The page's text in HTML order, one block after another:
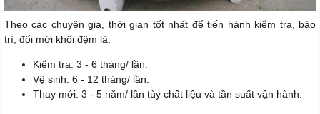
Theo các chuyên gia, thời gian tốt nhất để tiến hành kiểm tra, bảo
trì, đổi mới khối đệm là:
Kiểm tra: 3 - 6 tháng/ lần.
Vệ sinh: 6 - 12 tháng/ lần.
Thay mới: 3 - 5 năm/ lần tùy chất liệu và tần suất vận hành.